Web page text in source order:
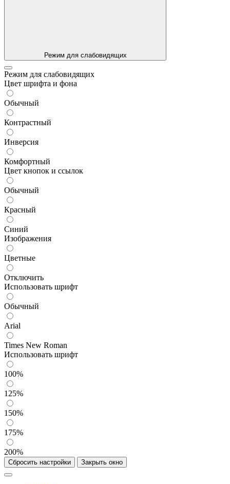
Режим для слабовидящих
Режим для слабовидящих
Цвет шрифта и фона
Обычный
Контрастный
Инверсия
Комфортный
Цвет кнопок и ссылок
Обычный
Красный
Синий
Изображения
Цветные
Отключить
Использовать шрифт
Обычный
Arial
Times New Roman
Использовать шрифт
100%
125%
150%
175%
200%
Сбросить настройки Закрыть окно